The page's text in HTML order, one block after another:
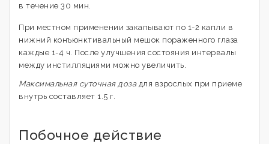
в течение 30 мин.
При местном применении закапывают по 1-2 капли в
нижний конъюнктивальный мешок пораженного глаза
каждые 1-4 ч. После улучшения состояния интервалы
между инстилляциями можно увеличить.
Максимальная суточная доза для взрослых при приеме
внутрь составляет 1.5 г.
Побочное действие